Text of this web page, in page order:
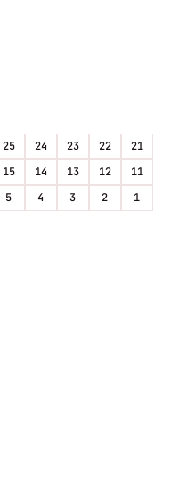
25 24 23 22
21
15 14 13 12
11
5 4 3 2 1